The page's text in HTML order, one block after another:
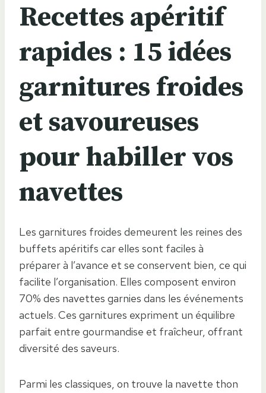
Recettes apéritif
rapides : 15 idées
garnitures froides
et savoureuses
pour habiller vos
navettes
Les garnitures froides demeurent les reines des
buffets apéritifs car elles sont faciles à
préparer à l’avance et se conservent bien, ce qui
facilite l’organisation. Elles composent environ
70% des navettes garnies dans les événements
actuels. Ces garnitures expriment un équilibre
parfait entre gourmandise et fraîcheur, offrant
diversité des saveurs.
Parmi les classiques, on trouve la navette thon